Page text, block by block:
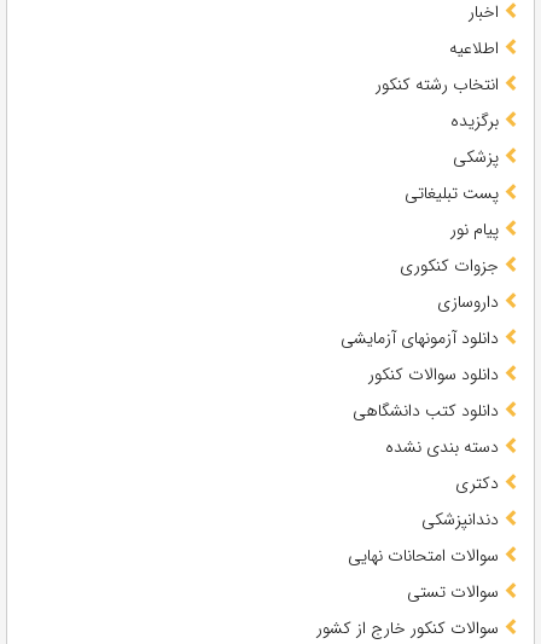
اخبار
اطلاعیه
انتخاب رشته کنکور
برگزیده
پزشکی
پست تبلیغاتی
پیام نور
جزوات کنکوری
داروسازی
دانلود آزمونهای آزمایشی
دانلود سوالات کنکور
دانلود کتب دانشگاهی
دسته بندی نشده
دکتری
دندانپزشکی
سوالات امتحانات نهایی
سوالات تستی
سوالات کنکور خارج از کشور